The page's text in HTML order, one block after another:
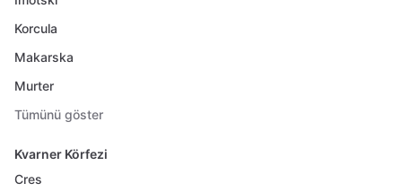
Korcula
Makarska
Murter
Tümünü göster
Kvarner Körfezi
Cres